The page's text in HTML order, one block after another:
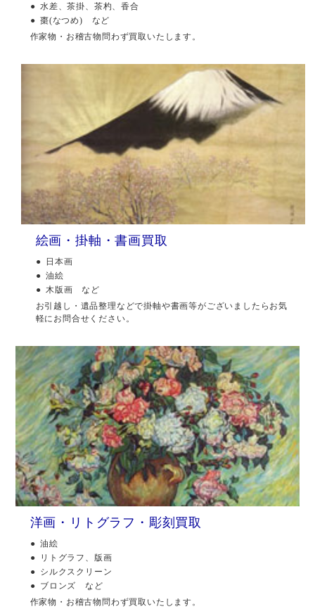
水差、茶掛、茶杓、香合
棗(なつめ) など
作家物・お稽古物問わず買取いたします。
絵画・掛軸・書画買取
日本画
油絵
木版画 など
お引越し・遺品整理などで掛軸や書画等がございましたらお気
軽にお問合せください。
洋画・リトグラフ・彫刻買取
油絵
リトグラフ、版画
シルクスクリーン
ブロンズ など
作家物・お稽古物問わず買取いたします。